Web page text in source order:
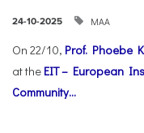
24-10-2025 ΜΑΑ
On 22/10, Prof. Phoebe
at the EIT – European
Community...